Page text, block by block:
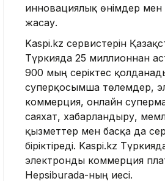
инновациялық өнімдер мен
жасау.
Kaspi.kz сервистерін
Түркияда 25 миллионнан
900 мың серіктес
суперқосымша төлемдер,
коммерция, онлайн
саяхат, хабарландыру,
қызметтер мен басқа да
біріктіреді. Kaspi.kz
электронды коммерция
Hepsiburada-ның иесі.